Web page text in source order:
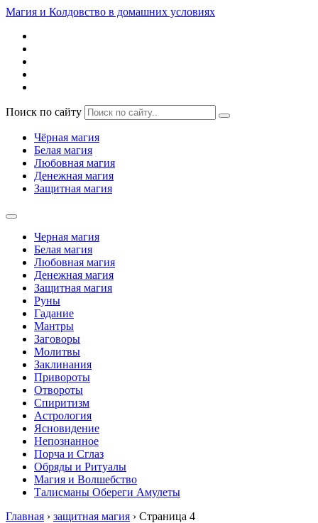
Магия и Колдовство в домашних условиях
Поиск по сайту
Чёрная магия
Белая магия
Любовная магия
Денежная магия
Защитная магия
Черная магия
Белая магия
Любовная магия
Денежная магия
Защитная магия
Руны
Гадание
Мантры
Заговоры
Молитвы
Заклинания
Привороты
Отвороты
Спиритизм
Астрология
Ясновидение
Непознанное
Порча и Сглаз
Обряды и Ритуалы
Магия и Волшебство
Талисманы Обереги Амулеты
Главная › защитная магия › Страница 4